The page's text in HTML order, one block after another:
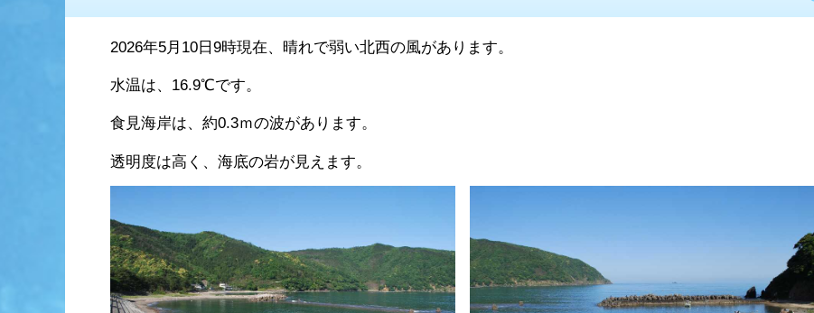
2026年5月10日9時現在、晴れで弱い北西の風があります。
水温は、16.9℃です。
食見海岸は、約0.3ｍの波があります。
透明度は高く、海底の岩が見えます。